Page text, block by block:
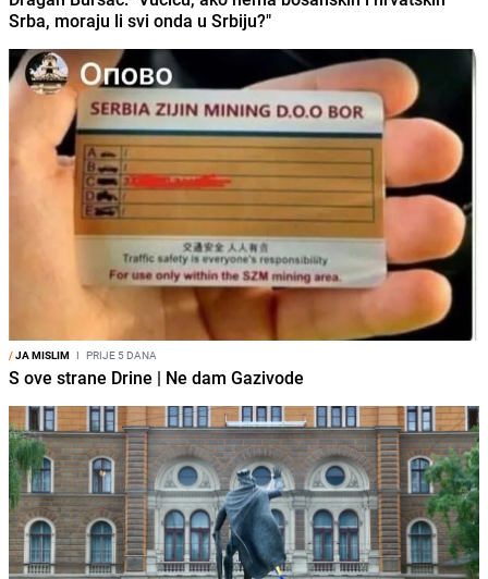
Srba, moraju li svi onda u Srbiju?"
/JA MISLIM I PRIJE 5 DANA
S ove strane Drine | Ne dam Gazivode